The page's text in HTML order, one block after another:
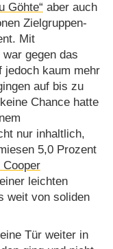
Göhte“ aber auch
Zielgruppen-
Mit
war gegen das
jedoch kaum mehr
auf bis zu
Chance hatte
nur inhaltlich,
5,0 Prozent
Cooper
leichten
weit von soliden
Tür weiter in